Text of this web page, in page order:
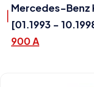
Mercedes-Benz
[01.1993 -
900 A